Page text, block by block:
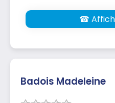
☎
Badois Madeleine